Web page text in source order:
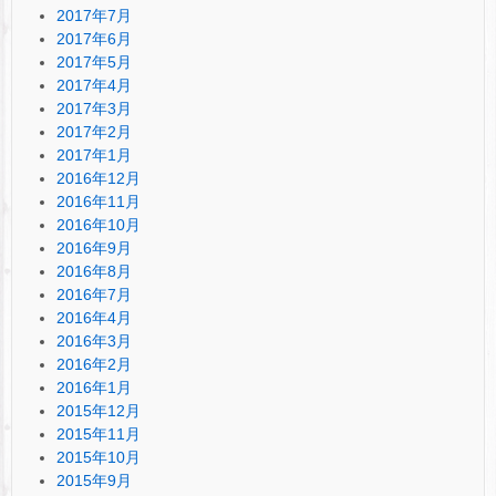
2017年7月
2017年6月
2017年5月
2017年4月
2017年3月
2017年2月
2017年1月
2016年12月
2016年11月
2016年10月
2016年9月
2016年8月
2016年7月
2016年4月
2016年3月
2016年2月
2016年1月
2015年12月
2015年11月
2015年10月
2015年9月